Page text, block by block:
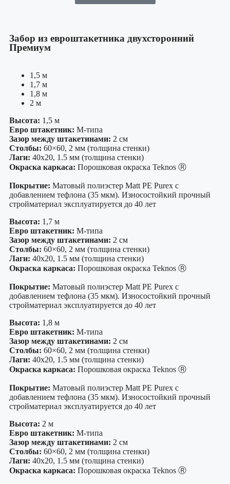
Забор из евроштакетника двухсторонний
Премиум
1,5 м
1,7 м
1,8 м
2 м
Высота: 1,5 м
Евро штакетник: М-типа
Зазор между штакетинами: 2 см
Столбы: 60×60, 2 мм (толщина стенки)
Лаги: 40х20, 1.5 мм (толщина стенки)
Окраска каркаса: Порошковая окраска Teknos Ⓡ
Покрытие: Матовый полиэстер Matt PE Purex с
добавлением тефлона (35 мкм). Износостойкий прочный
стройматериал эксплуатируется до 40 лет
Высота: 1,7 м
Евро штакетник: М-типа
Зазор между штакетинами: 2 см
Столбы: 60×60, 2 мм (толщина стенки)
Лаги: 40х20, 1.5 мм (толщина стенки)
Окраска каркаса: Порошковая окраска Teknos Ⓡ
Покрытие: Матовый полиэстер Matt PE Purex с
добавлением тефлона (35 мкм). Износостойкий прочный
стройматериал эксплуатируется до 40 лет
Высота: 1,8 м
Евро штакетник: М-типа
Зазор между штакетинами: 2 см
Столбы: 60×60, 2 мм (толщина стенки)
Лаги: 40х20, 1.5 мм (толщина стенки)
Окраска каркаса: Порошковая окраска Teknos Ⓡ
Покрытие: Матовый полиэстер Matt PE Purex с
добавлением тефлона (35 мкм). Износостойкий прочный
стройматериал эксплуатируется до 40 лет
Высота: 2 м
Евро штакетник: М-типа
Зазор между штакетинами: 2 см
Столбы: 60×60, 2 мм (толщина стенки)
Лаги: 40х20, 1.5 мм (толщина стенки)
Окраска каркаса: Порошковая окраска Teknos Ⓡ